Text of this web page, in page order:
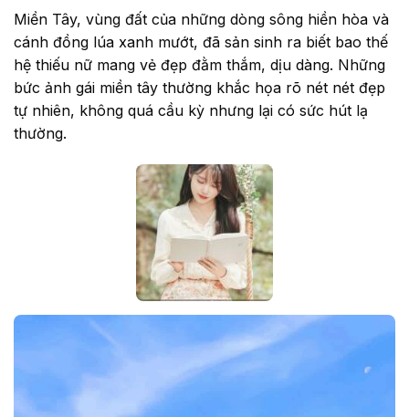
Miền Tây, vùng đất của những dòng sông hiền hòa và
cánh đồng lúa xanh mướt, đã sản sinh ra biết bao thế
hệ thiếu nữ mang vẻ đẹp đằm thắm, dịu dàng. Những
bức ảnh gái miền tây thường khắc họa rõ nét nét đẹp
tự nhiên, không quá cầu kỳ nhưng lại có sức hút lạ
thường.